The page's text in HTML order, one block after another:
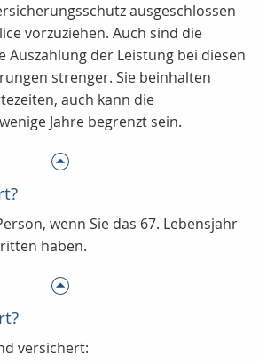
ausgeschlossen
vorzuziehen. Auch sind die
Auszahlung der Leistung bei diesen
strenger. Sie beinhalten
auch kann die
Jahre begrenzt sein.
wenn Sie das 67. Lebensjahr
haben.
versichert: